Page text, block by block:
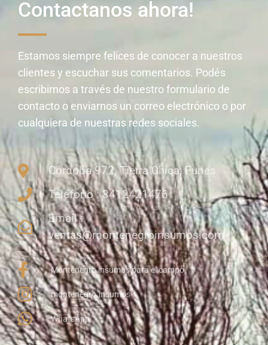
Contactanos ahora!
Estamos siempre felices de conocer a nuestros
clientes y escuchar sus comentarios. Podés
escribirnos a través de nuestro formulario de
contacto o enviarnos un correo electrónico o por
cualquiera de nuestras redes sociales.
Córdoba 972, Tierra Chica, Funes
Teléfono : 3412421476
Email :
ventas@montenegroinsumos.com
Montenegro insumos para el campo
montenegro.insumos
WhatsApp